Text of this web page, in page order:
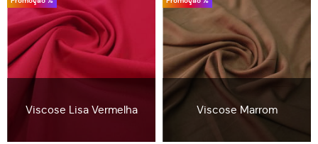
Viscose Lisa Vermelha Viscose Marrom